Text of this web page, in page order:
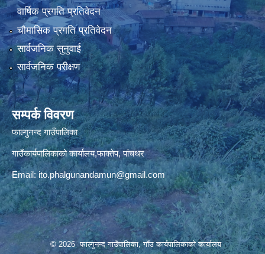
वार्षिक प्रगति प्रतिवेदन
चौमासिक प्रगति प्रतिवेदन
सार्वजनिक सुनुवाई
सार्वजनिक परीक्षण
सम्पर्क विवरण
फाल्गुनन्द गाउँपालिका
गाउँकार्यपालिकाको कार्यालय,फाक्तेप, पांचथर
Email: ito.phalgunandamun@gmail.com
© 2026 फाल्गुनन्द गाउँपालिका, गाँउ कार्यपालिकाको कार्यालय